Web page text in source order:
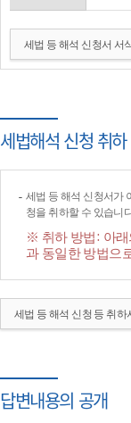
세법 등 해석 신청서 서
세법해석 신청 취하
세법 등 해석 신청서가
청을 취하할 수 있습니
※ 취하 방법: 아래
과 동일한 방법으
세법 등 해석 신청 등 취하
답변내용의 공개